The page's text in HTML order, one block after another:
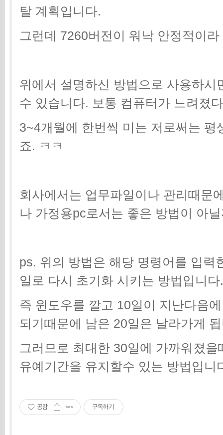
탈 계획입니다.
그런데 7260버전이 워낙 안정적이
위에서 설명하신 방법으로 사용하
수 있습니다. 보통 컴퓨터가 느려졌
3~4개월에 한번씩 미는 저로써는
죠. ㅋㅋ
회사에서는 업무파일이나 관리때문
나 가정용pc로서는 좋은 방법이 아
ps. 위의 방법은 해당 명령어를 입력
일로 다시 초기화 시키는 방법입니다.
즉 윈도우를 깔고 10일이 지난다음
되기때문에 남은 20일은 날라가게
그러므로 최대한 30일에 가까워졌
유예기간을 유지할수 있는 방법입니
공감 구독하기